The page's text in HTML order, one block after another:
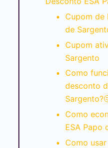
Cupom de
de
Cupom
Sargento
Como
desconto
Como
ESA Papo
Como